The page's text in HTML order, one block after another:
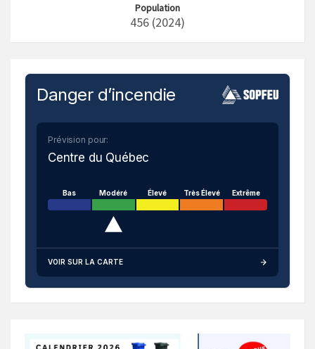
Population
456 (2024)
Danger d’incendie
Prévision pour:
Centre du Québec
Bas Modéré Élevé Très Élevé Extrême
VOIR SUR LA CARTE